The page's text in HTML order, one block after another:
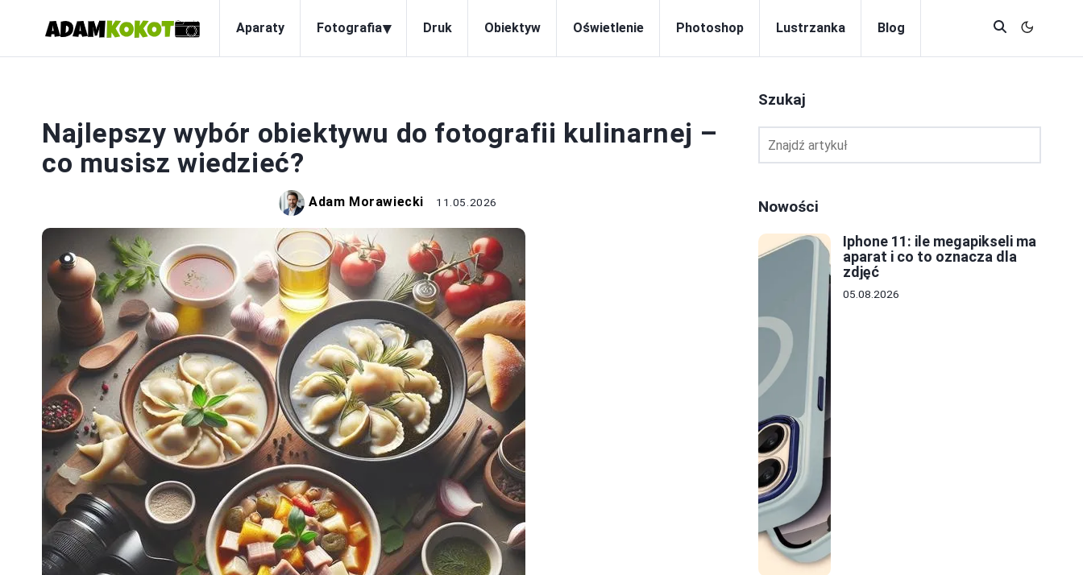
Aparaty Fotografia▾ Druk Obiektyw Oświetlenie Photoshop Lustrzanka Blog
Najlepszy wybór obiektywu do fotografii kulinarnej –
co musisz wiedzieć?
Adam Morawiecki 11.05.2026
Szukaj
Nowości
Iphone 11: ile megapikseli ma
aparat i co to oznacza dla
zdjęć
05.08.2026